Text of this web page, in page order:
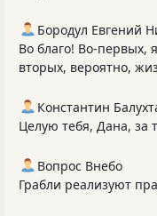
Бородул Евгений
Во благо! Во-первых,
вторых, вероятно,
Константин
Целую тебя, Дана, за
Вопрос Внебо
Грабли реализуют